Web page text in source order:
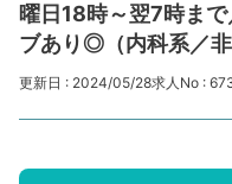
曜日18時～翌7時ま
ブあり◎（内科系／非
更新日 : 2024/05/28求人No :